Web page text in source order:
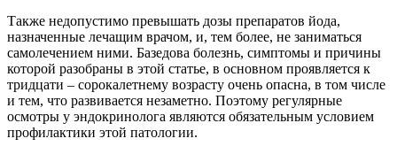
Также недопустимо превышать дозы препаратов йода,
назначенные лечащим врачом, и, тем более, не заниматься
самолечением ними. Базедова болезнь, симптомы и причины
которой разобраны в этой статье, в основном проявляется к
тридцати – сорокалетнему возрасту очень опасна, в том числе
и тем, что развивается незаметно. Поэтому регулярные
осмотры у эндокринолога являются обязательным условием
профилактики этой патологии.